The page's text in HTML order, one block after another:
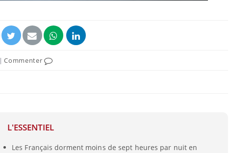
|Commenter
L'ESSENTIEL
Les Français dorment moins de sept heures par nuit en